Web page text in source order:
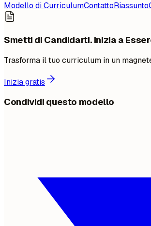
Modello di CurriculumContattoRiassunto
Smetti di Candidarti. Inizia a
Trasforma il tuo curriculum in un
Inizia gratis
Condividi questo modello